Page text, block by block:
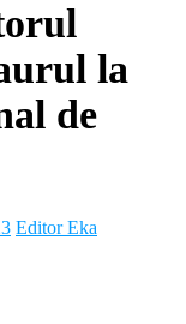
la
de
Editor Eka